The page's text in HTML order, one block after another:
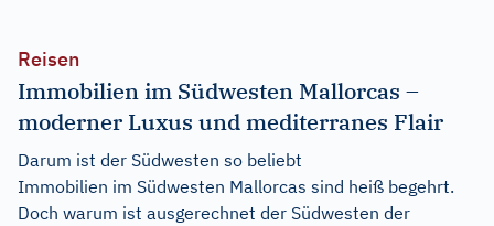
Reisen
Immobilien im Südwesten Mallorcas –
moderner Luxus und mediterranes Flair
Darum ist der Südwesten so beliebt
Immobilien im Südwesten Mallorcas sind heiß begehrt.
Doch warum ist ausgerechnet der Südwesten der